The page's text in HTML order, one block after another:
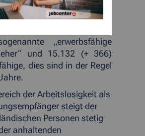
betreute das
August 2015 insgesamt
Personen, hiervon 39.544
„erwerbsfähige
und 15.132 (+ 366)
dies sind in der Regel
der Arbeitslosigkeit als
steigt der
Personen stetig
anhaltenden